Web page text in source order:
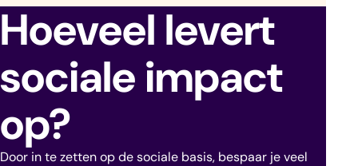
Hoeveel levert
sociale impact
op?
Door in te zetten op de sociale basis, bespaar je veel